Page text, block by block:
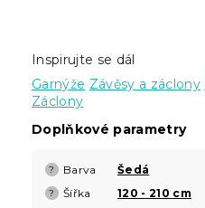
Inspirujte se dál
Garnýže Závěsy a záclony
Záclony
Doplňkové parametry
? Barva Šedá
? Šířka 120 - 210 cm